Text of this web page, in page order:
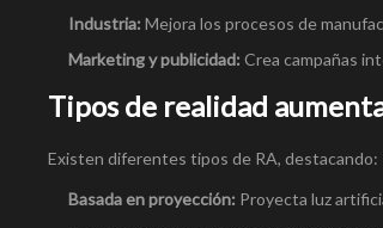
Industria: Mejora los procesos de
Marketing y publicidad: Crea campañas
Tipos de realidad
Existen diferentes tipos de RA, destacando:
Basada en proyección: Proyecta luz